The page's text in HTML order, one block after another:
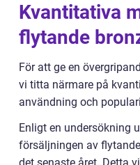
Kvantitativa
flytande
För att ge en
vi titta närmare på
användning och
Enligt en undersökning
försäljningen av